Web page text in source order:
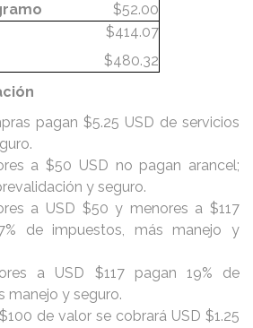
$52.00
$414.07
$480.32
pagan $5.25 USD de servicios
a $50 USD no pagan arancel;
y seguro.
a USD $50 y menores a $117
de impuestos, más manejo y
a USD $117 pagan 19% de
manejo y seguro.
de valor se cobrará USD $1.25